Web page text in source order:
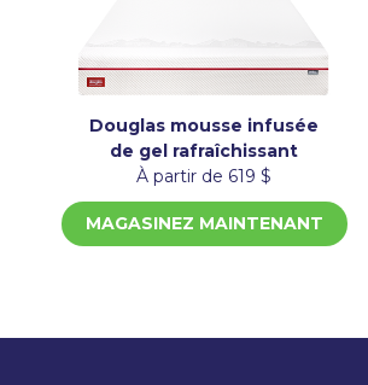
Douglas mousse infusée
de gel rafraîchissant
À partir de 619 $
MAGASINEZ MAINTENANT